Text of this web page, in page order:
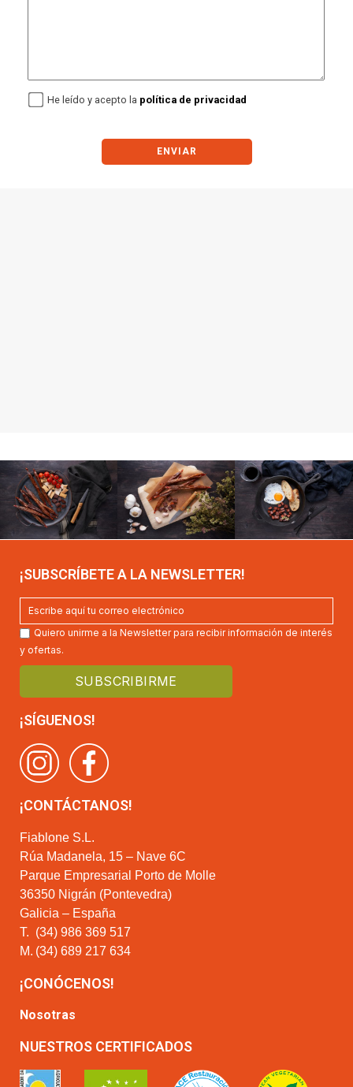
He leído y acepto la política de privacidad
¡SUBSCRÍBETE A LA NEWSLETTER!
Quiero unirme a la Newsletter para recibir información de interés
y ofertas.
¡SÍGUENOS!
¡CONTÁCTANOS!
Fiablone S.L.
Rúa Madanela, 15 – Nave 6C
Parque Empresarial Porto de Molle
36350 Nigrán (Pontevedra)
Galicia – España
T. (34) 986 369 517
M. (34) 689 217 634
¡CONÓCENOS!
Nosotras
NUESTROS CERTIFICADOS